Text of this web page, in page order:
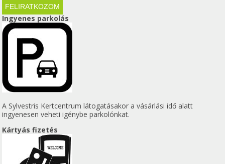
Ingyenes parkolás
A Sylvestris Kertcentrum látogatásakor a vásárlási idő alatt
ingyenesen veheti igénybe parkolónkat.
Kártyás fizetés